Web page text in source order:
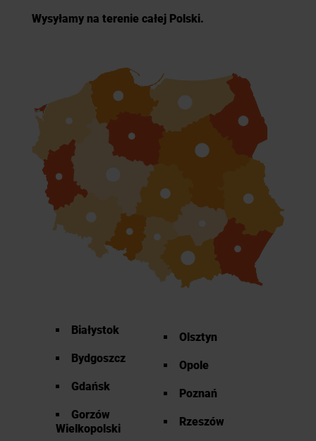
Wysyłamy na terenie całej Polski.
Białystok
Bydgoszcz
Gdańsk
Gorzów
Wielkopolski
Olsztyn
Opole
Poznań
Rzeszów